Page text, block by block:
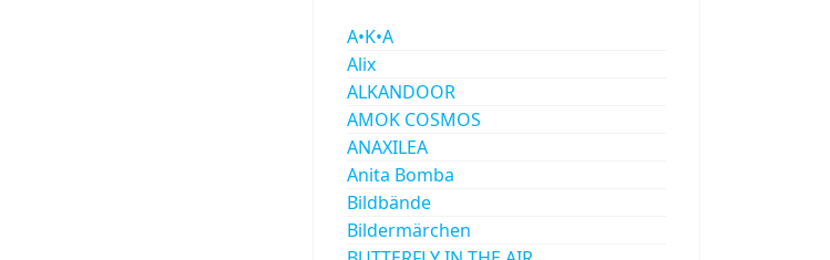
A•K•A
Alix
ALKANDOOR
AMOK COSMOS
ANAXILEA
Anita Bomba
Bildbände
Bildermärchen